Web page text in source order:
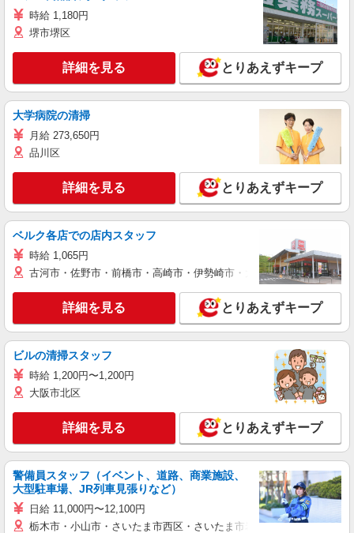
時給 1,180円
堺市堺区
詳細を見る とりあえずキープ
大学病院の清掃
月給 273,650円
品川区
詳細を見る とりあえずキープ
ベルク各店での店内スタッフ
時給 1,065円
古河市・佐野市・前橋市・高崎市・伊勢崎市・太田市・館林市・藤
詳細を見る とりあえずキープ
ビルの清掃スタッフ
時給 1,200円〜1,200円
大阪市北区
詳細を見る とりあえずキープ
警備員スタッフ（イベント、道路、商業施設、
大型駐車場、JR列車見張りなど）
日給 11,000円〜12,100円
栃木市・小山市・さいたま市西区・さいたま市岩槻区・久喜市・蓮田